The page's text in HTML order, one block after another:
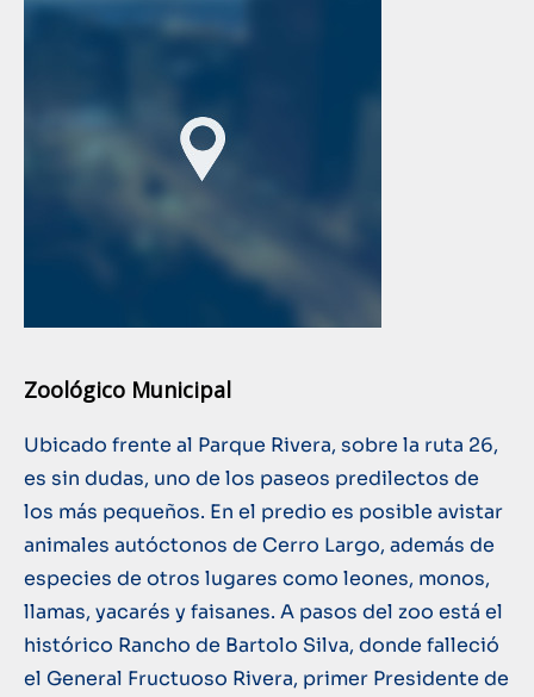
Zoológico Municipal
Ubicado frente al Parque Rivera, sobre la ruta 26,
es sin dudas, uno de los paseos predilectos de
los más pequeños. En el predio es posible avistar
animales autóctonos de Cerro Largo, además de
especies de otros lugares como leones, monos,
llamas, yacarés y faisanes. A pasos del zoo está el
histórico Rancho de Bartolo Silva, donde falleció
el General Fructuoso Rivera, primer Presidente de